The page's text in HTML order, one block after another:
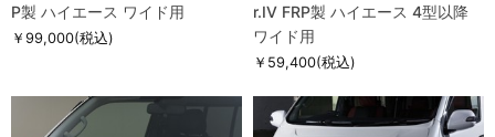
P製 ハイエース ワイド用
￥99,000(税込)
r.IV FRP製 ハイエース 4型以降
ワイド用
￥59,400(税込)